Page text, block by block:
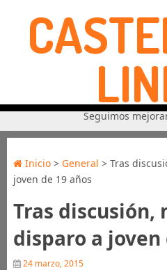
Seguimos
Inicio> General > Tras
joven de 19 años
Tras discusión,
disparo a joven
24 marzo, 2015